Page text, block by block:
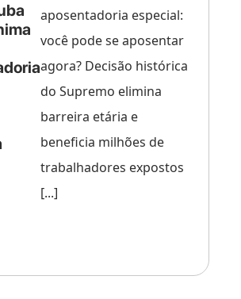
aposentadoria especial:
você pode se aposentar
agora? Decisão histórica
do Supremo elimina
barreira etária e
beneficia milhões de
trabalhadores expostos
[...]